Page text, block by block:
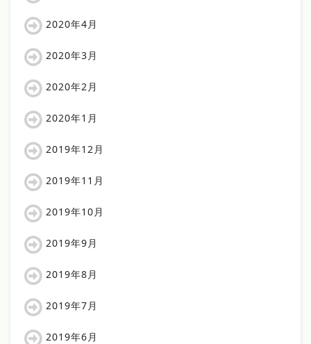
2020年4月
2020年3月
2020年2月
2020年1月
2019年12月
2019年11月
2019年10月
2019年9月
2019年8月
2019年7月
2019年6月